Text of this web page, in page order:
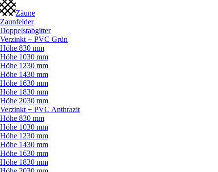
Zäune
Zaunfelder
Doppelstabgitter
Verzinkt + PVC Grün
Höhe 830 mm
Höhe 1030 mm
Höhe 1230 mm
Höhe 1430 mm
Höhe 1630 mm
Höhe 1830 mm
Höhe 2030 mm
Verzinkt + PVC Anthrazit
Höhe 830 mm
Höhe 1030 mm
Höhe 1230 mm
Höhe 1430 mm
Höhe 1630 mm
Höhe 1830 mm